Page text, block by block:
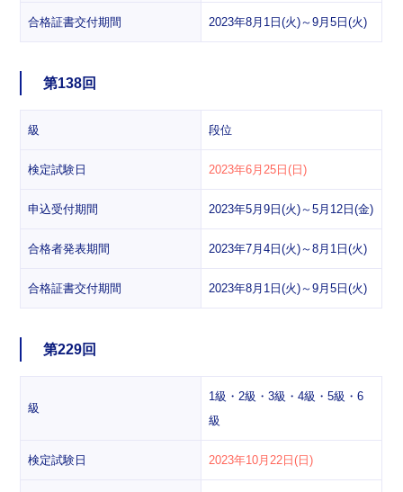
合格証書交付期間 2023年8月1日(火)～9月5日(火)
第138回
級 段位
検定試験日 2023年6月25日(日)
申込受付期間 2023年5月9日(火)～5月12日(金)
合格者発表期間 2023年7月4日(火)～8月1日(火)
合格証書交付期間 2023年8月1日(火)～9月5日(火)
第229回
級
1級・2級・3級・4級・5級・6
級
検定試験日 2023年10月22日(日)